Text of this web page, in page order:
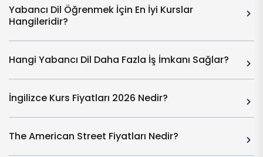
Yabancı Dil Öğrenmek İçin En İyi Kurslar
Hangileridir?
Hangi Yabancı Dil Daha Fazla İş İmkanı Sağlar?
İngilizce Kurs Fiyatları 2026 Nedir?
The American Street Fiyatları Nedir?